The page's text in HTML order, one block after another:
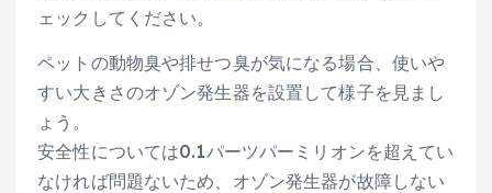
ェックしてください。
ペットの動物臭や排せつ臭が気になる場合、使いや
すい大きさのオゾン発生器を設置して様子を見まし
ょう。
安全性については0.1パーツパーミリオンを超えてい
なければ問題ないため、オゾン発生器が故障しない